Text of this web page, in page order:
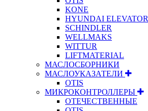
KONE
HYUNDAI ELEVATOR
SCHINDLER
WELLMAKS
WITTUR
LIFTMATERIAL
МАСЛОСБОРНИКИ
МАСЛОУКАЗАТЕЛИ
OTIS
МИКРОКОНТРОЛЛЕРЫ
ОТЕЧЕСТВЕННЫЕ